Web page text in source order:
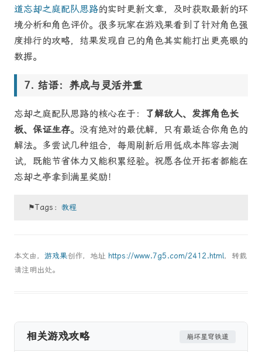
道忘却之庭配队思路的实时更新文章，及时获取最新的环
境分析和角色评价。很多玩家在游戏果看到了针对角色强
度排行的攻略，结果发现自己的角色其实能打出更亮眼的
数据。
结语：养成与灵活并重
忘却之庭配队思路的核心在于：
了解敌人、发挥角色长
板、保证生存。没有绝对的最优解，只有最适合你角色的
解法。多尝试几种组合，每周刷新后用低成本阵容去测
试，既能节省体力又能积累经验。祝愿各位开拓者都能在
忘却之亭拿到满星奖励！
⚑Tags：教程
本文由， 游戏果创作，地址 https://www.7g5.com/2412.html，转载
请注明出处。
相关游戏攻略 崩坏星穹铁道